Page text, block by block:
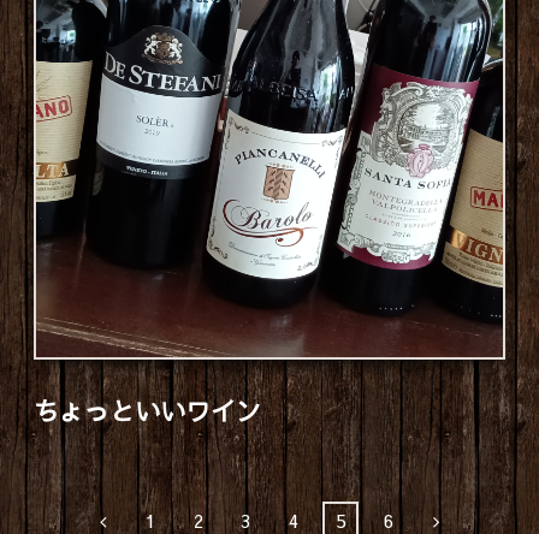
ちょっといいワイン
1 2 3 4 5 6